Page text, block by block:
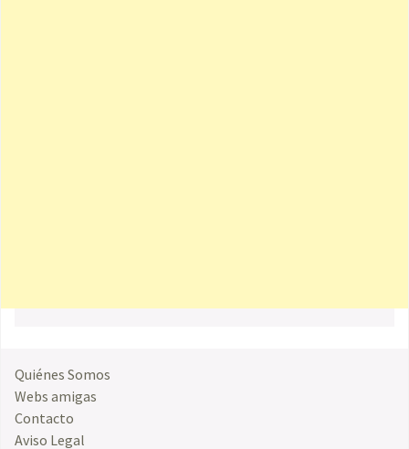
Quiénes Somos
Webs amigas
Contacto
Aviso Legal